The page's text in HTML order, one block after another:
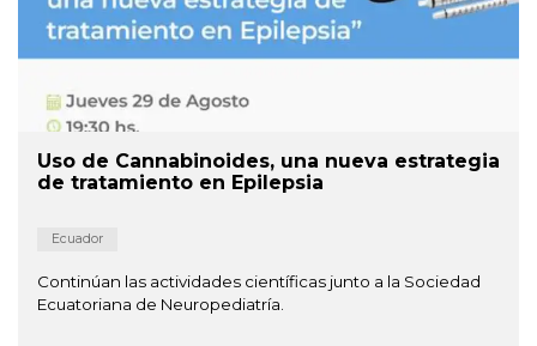
Uso de Cannabinoides, una nueva estrategia
de tratamiento en Epilepsia
Ecuador
Continúan las actividades científicas junto a la Sociedad
Ecuatoriana de Neuropediatría.